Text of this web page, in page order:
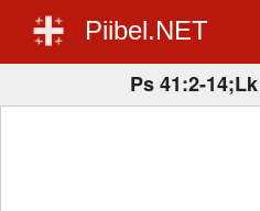
Piibel.NET
Ps 41:2-